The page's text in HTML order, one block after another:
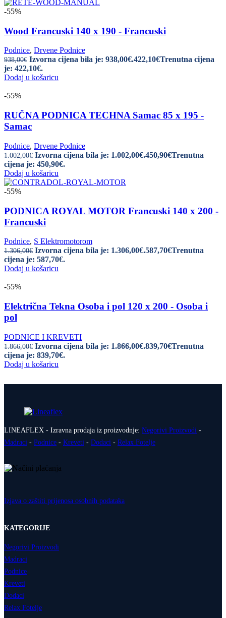
-55%
Wood Francuski 140 x 190 - Francuski
Podnice, Drvene Podnice
938,00€ Izvorna cijena bila je: 938,00€.422,10€Trenutna cijena
je: 422,10€.
Dodaj u košaricu
-55%
RUČNA PODNICA TECHNA Samac 85 x 195 -
Samac
Podnice, Drvene Podnice
1.002,00€ Izvorna cijena bila je: 1.002,00€.450,90€Trenutna
cijena je: 450,90€.
Dodaj u košaricu
-55%
PODNICA ROYAL MOTOR Francuski 140 x 200 -
Francuski
Podnice, S Elektromotorom
1.306,00€ Izvorna cijena bila je: 1.306,00€.587,70€Trenutna
cijena je: 587,70€.
Dodaj u košaricu
-55%
Električna Tekna Osoba i pol 120 x 200 - Osoba i
pol
PODNICE I KREVETI
1.866,00€ Izvorna cijena bila je: 1.866,00€.839,70€Trenutna
cijena je: 839,70€.
Dodaj u košaricu
LINEAFLEX - Izravna prodaja iz proizvodnje: Negorivi Proizvodi -
Madraci - Podnice - Kreveti - Dodaci - Relax Fotelje
Izjava o zaštiti prijenosa osobnih podataka
KATEGORIJE
Negorivi Proizvodi
Madraci
Podnice
Kreveti
Dodaci
Relax Fotelje